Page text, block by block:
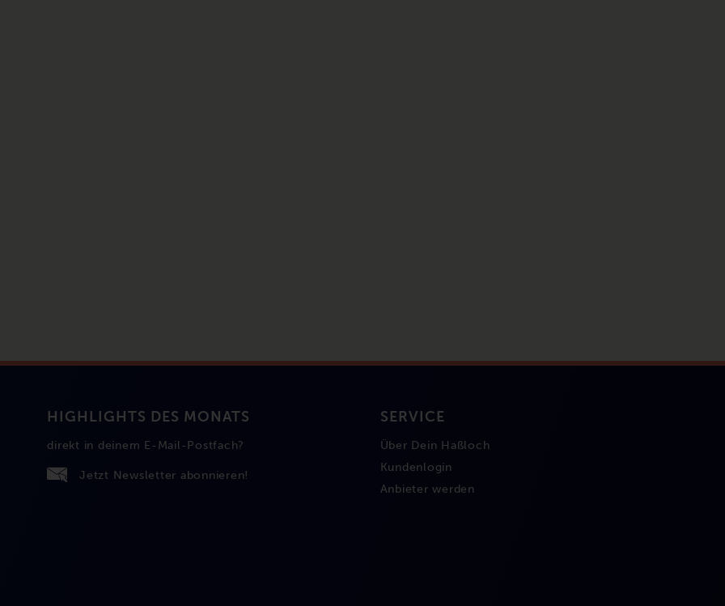
HIGHLIGHTS DES MONATS
direkt in deinem E-Mail-Postfach?
Jetzt Newsletter abonnieren!
SERVICE
Über Dein Haßloch
Kundenlogin
Anbieter werden